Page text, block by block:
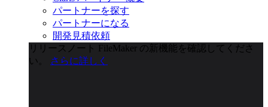
パートナーを探す
パートナーになる
開発見積依頼
リリースノート
FileMaker の新機能を確認してくださ
い。
さらに詳しく